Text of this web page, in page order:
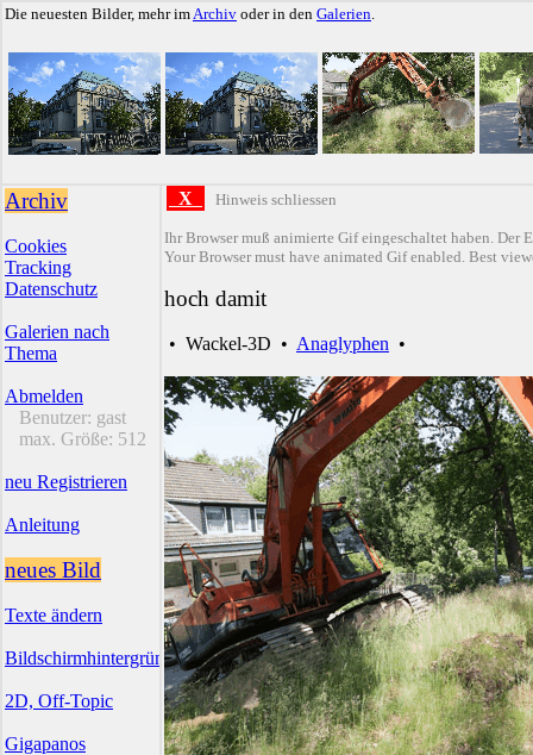
Die neuesten Bilder, mehr imArchiv oder in den Galerien.
Archiv
Cookies
Tracking
Datenschutz
Galerien nach
Thema
Abmelden
Benutzer: gast
max. Größe: 512
neu Registrieren
Anleitung
neues Bild
Texte ändern
Bildschirmhintergründe
2D, Off-Topic
Gigapanos
X Hinweis schliessen
Ihr Browser muß animierte Gif eingeschaltet haben. Der
Your Browser must have animated Gif enabled. Best
hoch damit
• Wackel-3D • Anaglyphen •